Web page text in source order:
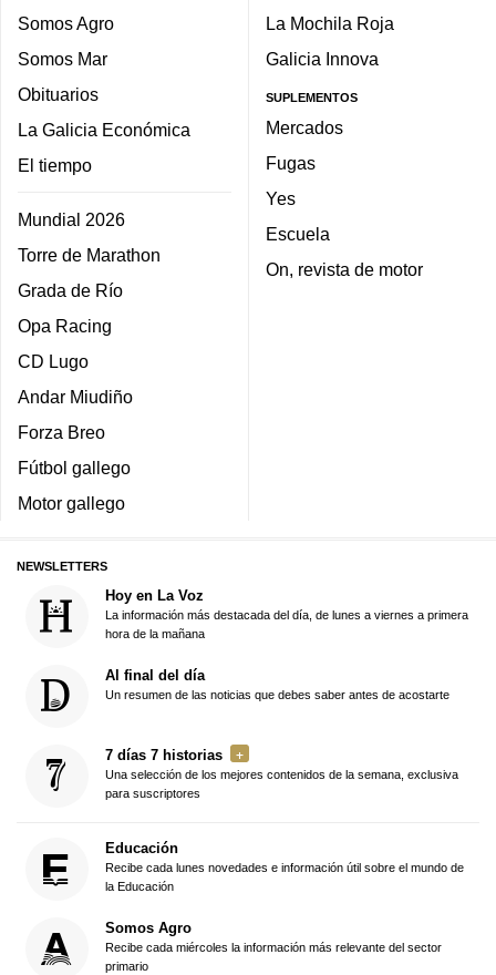
Somos Agro
Somos Mar
Obituarios
La Galicia Económica
El tiempo
Mundial 2026
Torre de Marathon
Grada de Río
Opa Racing
CD Lugo
Andar Miudiño
Forza Breo
Fútbol gallego
Motor gallego
La Mochila Roja
Galicia Innova
SUPLEMENTOS
Mercados
Fugas
Yes
Escuela
On, revista de motor
NEWSLETTERS
Hoy en La Voz
La información más destacada del día, de lunes a viernes a primera
hora de la mañana
Al final del día
Un resumen de las noticias que debes saber antes de acostarte
7 días 7 historias
Una selección de los mejores contenidos de la semana, exclusiva
para suscriptores
Educación
Recibe cada lunes novedades e información útil sobre el mundo de
la Educación
Somos Agro
Recibe cada miércoles la información más relevante del sector
primario